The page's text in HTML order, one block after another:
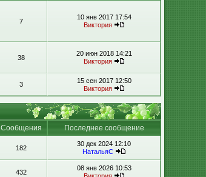
7
10 янв 2017 17:54
Виктория
38
20 июн 2018 14:21
Виктория
3
15 сен 2017 12:50
Виктория
Сообщения
Последнее сообщение
182
30 дек 2024 12:10
НатальяС
432
08 янв 2026 10:53